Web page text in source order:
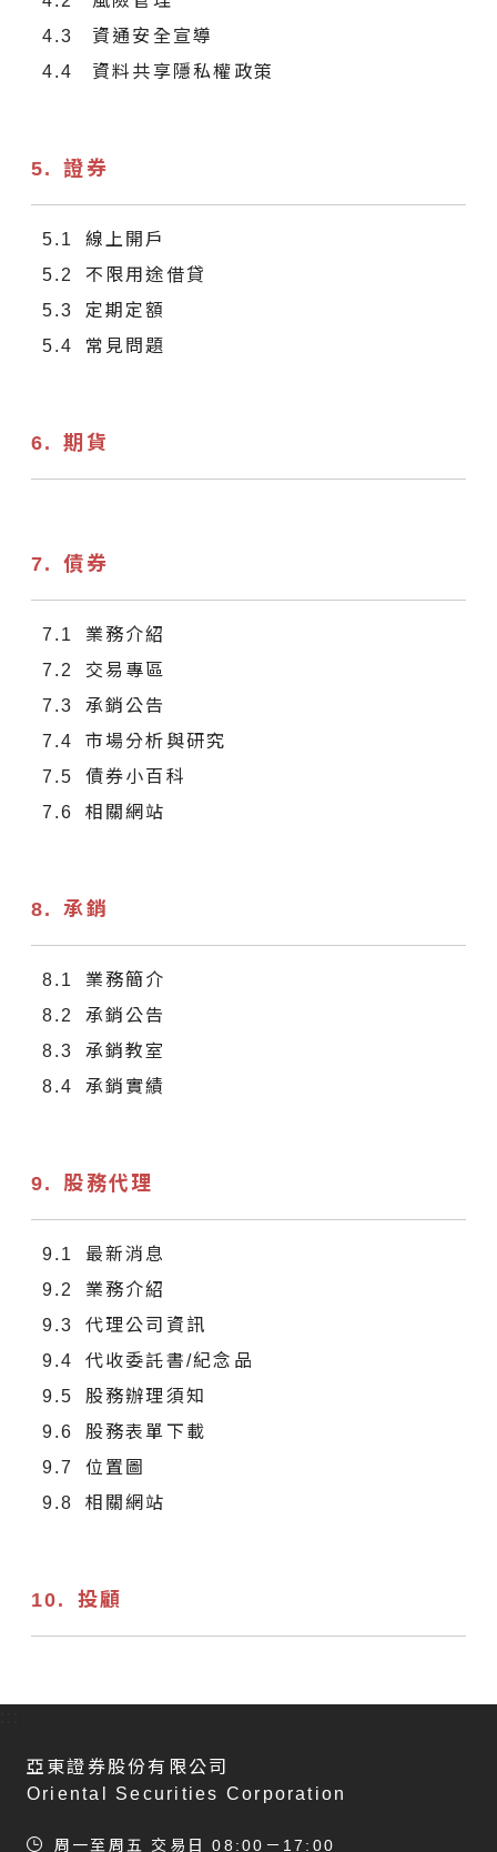
資通安全宣導
資料共享隱私權政策
證券
線上開戶
不限用途借貸
定期定額
常見問題
期貨
債券
業務介紹
交易專區
承銷公告
市場分析與研究
債券小百科
相關網站
承銷
業務簡介
承銷公告
承銷教室
承銷實績
股務代理
最新消息
業務介紹
代理公司資訊
代收委託書/紀念品
股務辦理須知
股務表單下載
位置圖
相關網站
投顧
亞東證券股份有限公司
Oriental Securities Corporation
周一至周五 交易日 08:00－17:00